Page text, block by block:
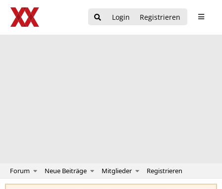
Login Registrieren
Forum Neue Beiträge Mitglieder Registrieren